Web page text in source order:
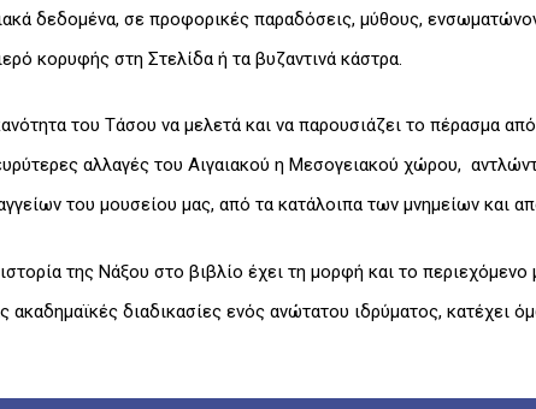
δεδομένα, σε προφορικές παραδόσεις, μύθους,
κορυφής στη Στελίδα ή τα βυζαντινά κάστρα.
του Τάσου να μελετά και να παρουσιάζει το πέρασμα
αλλαγές του Αιγαιακού η Μεσογειακού χώρου,
του μουσείου μας, από τα κατάλοιπα των μνημείων και
της Νάξου στο βιβλίο έχει τη μορφή και το
ακαδημαϊκές διαδικασίες ενός ανώτατου ιδρύματος,